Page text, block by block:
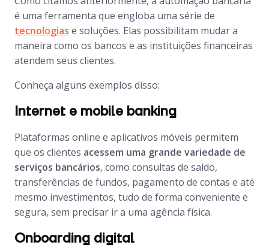
é uma ferramenta que engloba uma série de
tecnologias e soluções. Elas possibilitam mudar a
maneira como os bancos e as instituições financeiras
atendem seus clientes.
Conheça alguns exemplos disso:
Internet e mobile banking
Plataformas online e aplicativos móveis permitem
que os clientes acessem uma grande variedade de
serviços bancários, como consultas de saldo,
transferências de fundos, pagamento de contas e até
mesmo investimentos, tudo de forma conveniente e
segura, sem precisar ir a uma agência física.
Onboarding digital